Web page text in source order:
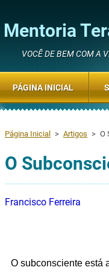
Mentoria
VOCÊ DE BEM COM A
Página Inicial > Artigos > O
O
Francisco Ferreira
O subconsciente está
PÁGINA INICIAL